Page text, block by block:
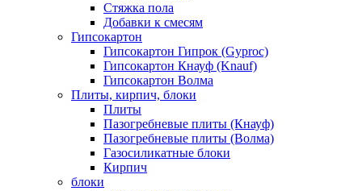
Стяжка пола
Добавки к смесям
Гипсокартон
Гипсокартон Гипрок (Gyproc)
Гипсокартон Кнауф (Knauf)
Гипсокартон Волма
Плиты, кирпич, блоки
Плиты
Пазогребневые плиты (Кнауф)
Пазогребневые плиты (Волма)
Газосиликатные блоки
Кирпич
блоки